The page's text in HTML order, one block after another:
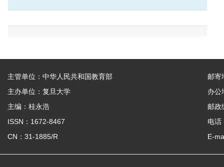
主管单位：中华人民共和国教育部
主办单位：复旦大学
主编：桂永浩
ISSN：1672-8467
CN：31-1885/R
邮寄
办公
邮政
电话
E-